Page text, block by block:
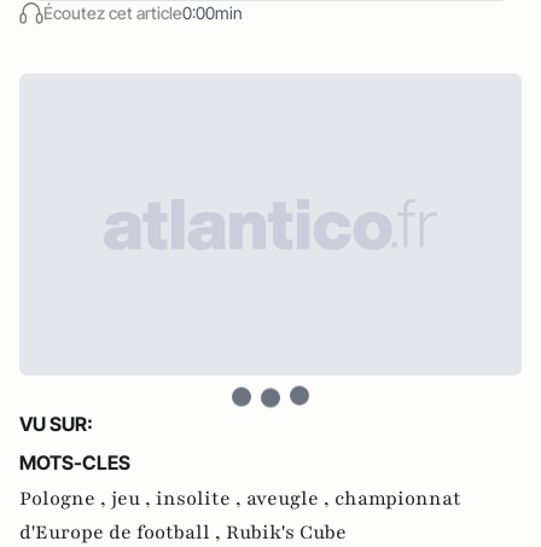
Écoutez cet article0:00min
VU SUR:
MOTS-CLES
Pologne , jeu , insolite , aveugle , championnat
d'Europe de football , Rubik's Cube